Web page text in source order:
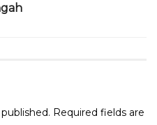
Required fields are